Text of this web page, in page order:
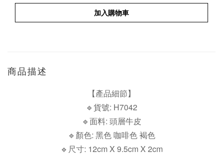
加入購物車
商品描述
【產品細節】
🔹貨號: H7042
🔹面料: 頭層牛皮
🔹顏色: 黑色 咖啡色 褐色
🔹尺寸: 12cm X 9.5cm X 2cm